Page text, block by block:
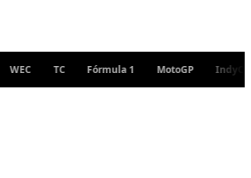
TC Fórmula 1 MotoGP IndyCar